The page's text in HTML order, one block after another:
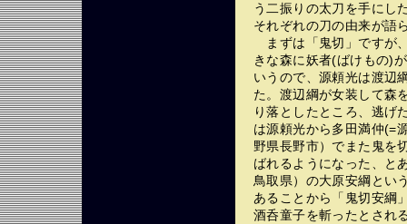
う二振りの太刀を手にし
それぞれの刀の由来が語
まずは「鬼切」ですが
きな森に妖者(ばけもの)
いうので、源頼光は渡辺
た。渡辺綱が女装して森
り落としたところ、逃げ
は源頼光から多田満仲(=
野県長野市）でまた鬼を
ばれるようになった、と
鳥取県）の大原安綱とい
あることから「鬼切安綱
酒呑童子を斬ったとされ